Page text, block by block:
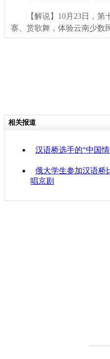
【解说】10月23日，第十
寨、赏歌舞，体验云南少数
相关报道
汉语桥选手的“中国
俄大学生参加汉语桥
唱京剧